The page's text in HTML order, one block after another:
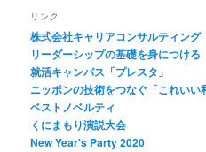
リンク
株式会社キャリアコンサルティング
リーダーシップの基礎を身につける
就活キャンパス「プレスタ」
ニッポンの技術をつなぐ「これいい
ベストノベルティ
くにまもり演説大会
New Year's Party 2020